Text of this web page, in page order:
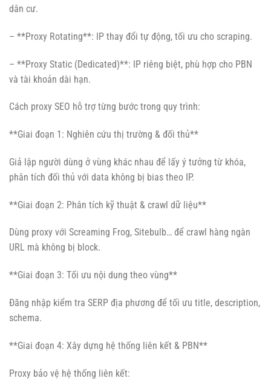
dân cư.
– **Proxy Rotating**: IP thay đổi tự động, tối ưu cho scraping.
– **Proxy Static (Dedicated)**: IP riêng biệt, phù hợp cho PBN
và tài khoản dài hạn.
Cách proxy SEO hỗ trợ từng bước trong quy trình:
**Giai đoạn 1: Nghiên cứu thị trường & đối thủ**
Giả lập người dùng ở vùng khác nhau để lấy ý tưởng từ khóa,
phân tích đối thủ với data không bị bias theo IP.
**Giai đoạn 2: Phân tích kỹ thuật & crawl dữ liệu**
Dùng proxy với Screaming Frog, Sitebulb… để crawl hàng ngàn
URL mà không bị block.
**Giai đoạn 3: Tối ưu nội dung theo vùng**
Đăng nhập kiểm tra SERP địa phương để tối ưu title, description,
schema.
**Giai đoạn 4: Xây dựng hệ thống liên kết & PBN**
Proxy bảo vệ hệ thống liên kết: